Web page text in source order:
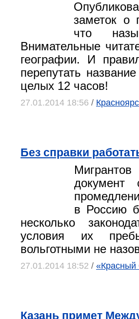
заметок о
что
Внимательные
географии. И
перепутать
целых 12 часов!
27.01.2014 18:56 /
Без справки
документ
в Россию
несколько
условия их
вольготными не
27.01.2014 18:52 / «Красный
Казань примет